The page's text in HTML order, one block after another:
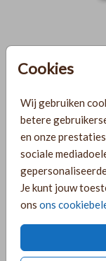
Cookies
Wij gebruiken
betere
en onze
sociale
Je kunt jouw
ons ons
LICHTROZE
Helaas is dit
Heb je vragen?
Gratis
Voor 18:00
Ruime
lichtroze 12 x 12